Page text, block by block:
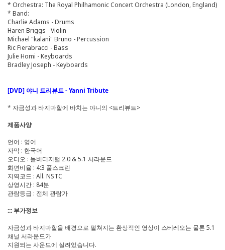
* Orchestra: The Royal Philhamonic Concert Orchestra (London, England)
* Band:
Charlie Adams - Drums
Haren Briggs - Violin
Michael "kalani" Bruno - Percussion
Ric Fierabracci - Bass
Julie Homi - Keyboards
Bradley Joseph - Keyboards
[DVD] 야니 트리뷰트 - Yanni Tribute
* 자금성과 타지마할에 바치는 야니의 <트리뷰트>
제품사양
언어 : 영어
자막 : 한국어
오디오 : 돌비디지털 2.0 & 5.1 서라운드
화면비율 : 4:3 풀스크린
지역코드 : All. NSTC
상영시간 : 84분
관람등급 : 전체 관람가
::: 부가정보
자금성과 타지마할을 배경으로 펄쳐지는 환상적인 영상이 스테레오는 물론 5.1
채널 서라운드가
지원되는 사운드에 실려있습니다.